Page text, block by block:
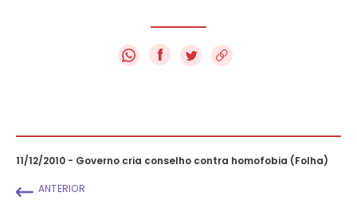
f
11/12/2010 - Governo cria conselho contra homofobia (Folha)
ANTERIOR